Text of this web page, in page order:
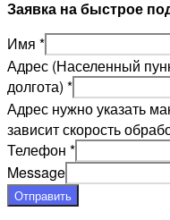
Заявка на быстрое
Имя *
Адрес (Населенный
долгота) *
Адрес нужно указать
зависит скорость
Телефон *
Message
Отправить